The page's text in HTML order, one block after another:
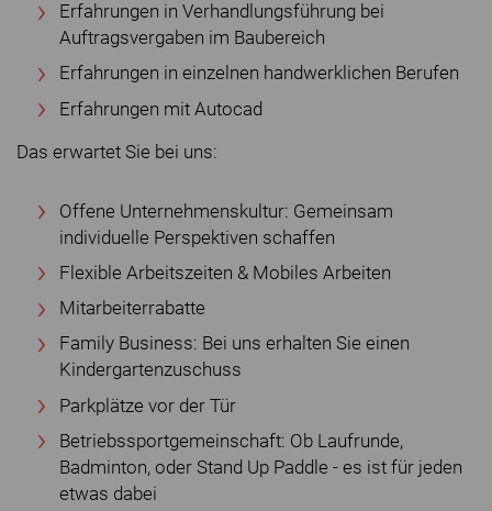
Erfahrungen in Verhandlungsführung bei
Auftragsvergaben im Baubereich
Erfahrungen in einzelnen handwerklichen Berufen
Erfahrungen mit Autocad
Das erwartet Sie bei uns:
Offene Unternehmenskultur: Gemeinsam
individuelle Perspektiven schaffen
Flexible Arbeitszeiten & Mobiles Arbeiten
Mitarbeiterrabatte
Family Business: Bei uns erhalten Sie einen
Kindergartenzuschuss
Parkplätze vor der Tür
Betriebssportgemeinschaft: Ob Laufrunde,
Badminton, oder Stand Up Paddle - es ist für jeden
etwas dabei